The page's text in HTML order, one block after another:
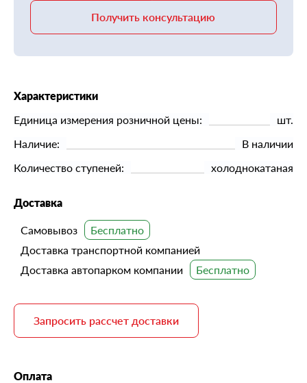
Получить консультацию
Характеристики
Единица измерения розничной цены:
шт.
Наличие:
В наличии
Количество ступеней:
холоднокатаная
Доставка
Самовывоз
Доставка транспортной компанией
Доставка автопарком компании
Запросить рассчет доставки
Оплата